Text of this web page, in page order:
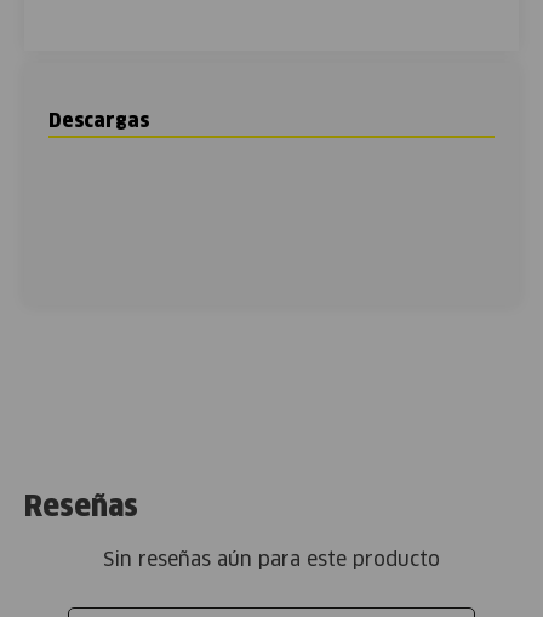
Descargas
Reseñas
Sin reseñas aún para este producto